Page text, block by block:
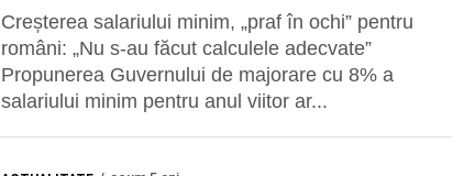
Creșterea salariului minim, „praf în ochi” pentru
români: „Nu s-au făcut calculele adecvate”
Propunerea Guvernului de majorare cu 8% a
salariului minim pentru anul viitor ar...